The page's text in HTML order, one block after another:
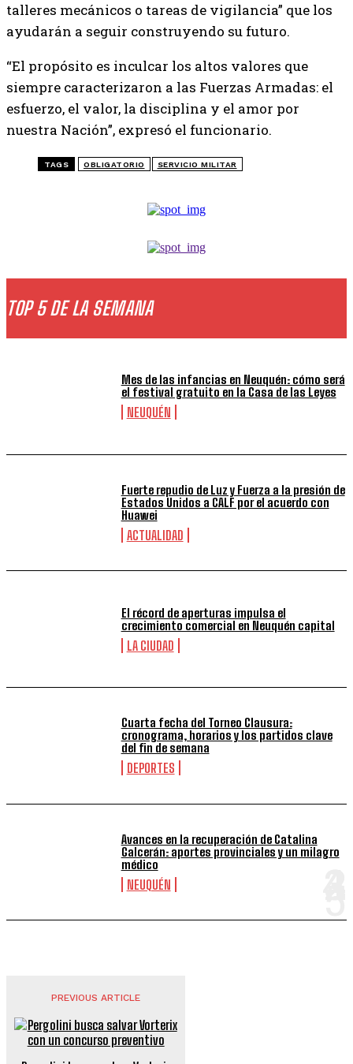
TOP 5 DE LA SEMANA
Mes de las infancias en Neuquén: cómo será
el festival gratuito en la Casa de las Leyes
NEUQUÉN
Fuerte repudio de Luz y Fuerza a la presión de
Estados Unidos a CALF por el acuerdo con
Huawei
ACTUALIDAD
El récord de aperturas impulsa el
crecimiento comercial en Neuquén capital
LA CIUDAD
Cuarta fecha del Torneo Clausura:
cronograma, horarios y los partidos clave
del fin de semana
DEPORTES
Avances en la recuperación de Catalina
Galcerán: aportes provinciales y un milagro
médico
NEUQUÉN
talleres mecánicos o tareas de vigilancia” que los
ayudarán a seguir construyendo su futuro.
“El propósito es inculcar los altos valores que
siempre caracterizaron a las Fuerzas Armadas: el
esfuerzo, el valor, la disciplina y el amor por
nuestra Nación”, expresó el funcionario.
TAGS OBLIGATORIO SERVICIO MILITAR
PREVIOUS ARTICLE